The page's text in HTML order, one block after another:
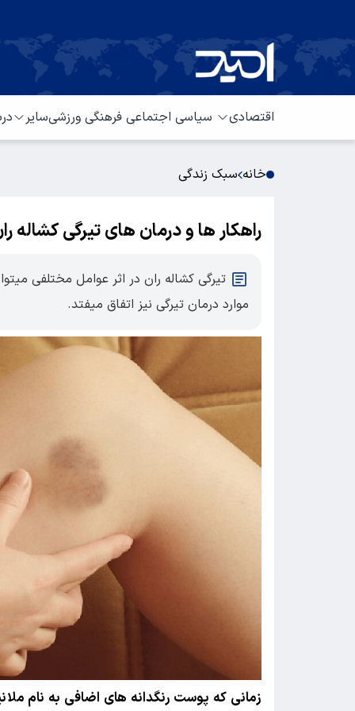
اقتصادی سیاسی اجتماعی فرهنگی ورزشیسایر
خانه سبک زندگی
راهکار ها و درمان های تیرگی کشاله
تیرگی کشاله ران در اثر عوامل مختلفی
موارد درمان تیرگی نیز اتفاق میفتد.
زمانی که پوست رنگدانه های اضافی به نام